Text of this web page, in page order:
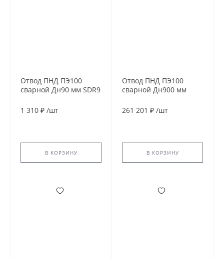
Отвод ПНД ПЭ100
сварной Дн90 мм SDR9
1 310 ₽ /шт
В КОРЗИНУ
Отвод ПНД ПЭ100
сварной Дн900 мм
261 201 ₽ /шт
В КОРЗИНУ